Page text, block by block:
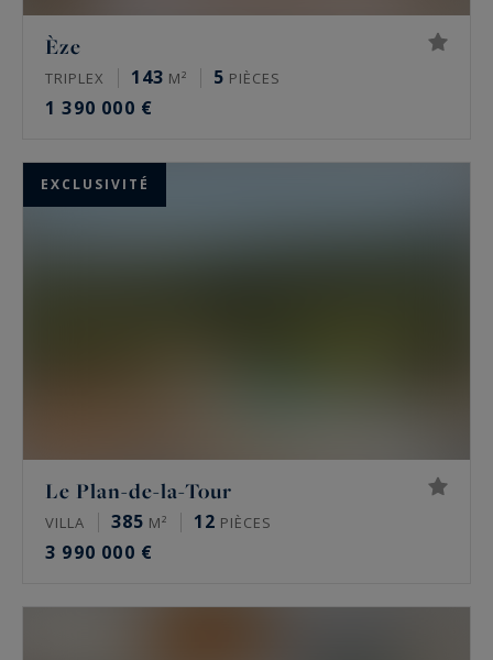
Èze
TRIPLEX 143 M² 5 PIÈCES
1 390 000 €
EXCLUSIVITÉ
Le Plan-de-la-Tour
VILLA 385 M² 12 PIÈCES
3 990 000 €